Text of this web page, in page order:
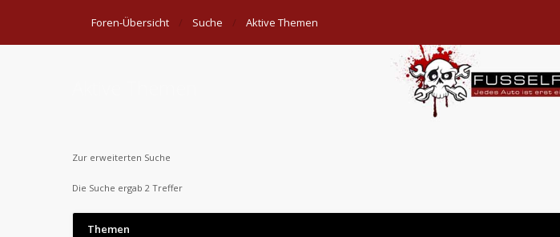
Foren-Übersicht Suche Aktive Themen
Zur erweiterten Suche
Die Suche ergab 2 Treffer
Themen